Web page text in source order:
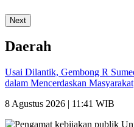
Next
Daerah
Usai Dilantik, Gembong R
dalam Mencerdaskan Masyarakat
8 Agustus 2026 | 11:41 WIB